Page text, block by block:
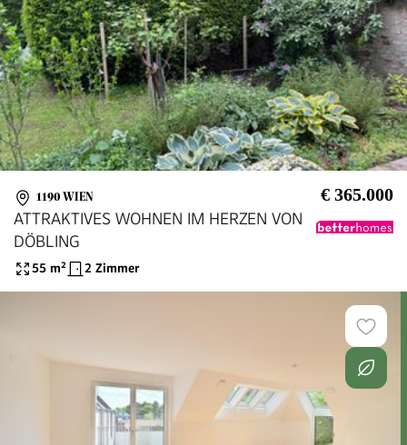
1190 WIEN € 365.000
ATTRAKTIVES WOHNEN IM HERZEN VON
DÖBLING
55 m² 2 Zimmer